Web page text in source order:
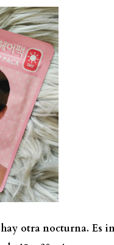
otra nocturna. Es